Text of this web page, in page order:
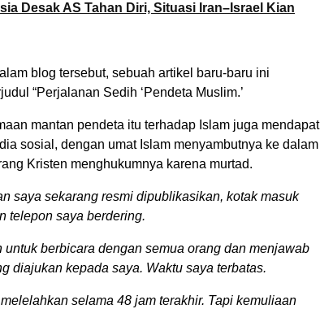
Desak AS Tahan Diri, Situasi Iran–Israel Kian
blog tersebut, sebuah artikel baru-baru ini
“Perjalanan Sedih ‘Pendeta Muslim.’
mantan pendeta itu terhadap Islam juga mendapat
sosial, dengan umat Islam menyambutnya ke dalam
Kristen menghukumnya karena murtad.
saya sekarang resmi dipublikasikan, kotak masuk
telepon saya berdering.
untuk berbicara dengan semua orang dan menjawab
diajukan kepada saya. Waktu saya terbatas.
selama 48 jam terakhir. Tapi kemuliaan